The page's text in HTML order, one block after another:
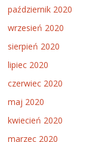
październik 2020
wrzesień 2020
sierpień 2020
lipiec 2020
czerwiec 2020
maj 2020
kwiecień 2020
marzec 2020